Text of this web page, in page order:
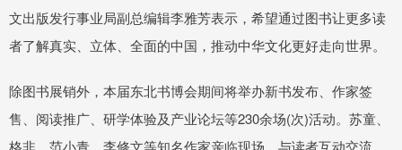
文出版发行事业局副总编辑李雅芳表示，希望通过图书让更多读
者了解真实、立体、全面的中国，推动中华文化更好走向世界。
除图书展销外，本届东北书博会期间将举办新书发布、作家签
售、阅读推广、研学体验及产业论坛等230余场(次)活动。苏童、
格非、范小青、李修文等知名作家亲临现场，与读者互动交流。